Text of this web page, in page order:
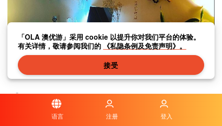
解忧Kaiiao
澳门大码头街36-46号德兴阁地下及阁楼B地铺
+853 6559 5075
语言 注册 登入
「OLA 澳优游」采用 cookie 以提升你对我们平台的体验。
有关详情，敬请参阅我们的 《私隐条例及免责声明》。
接受